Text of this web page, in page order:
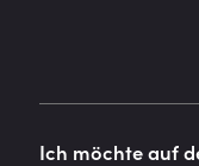
Ich möchte auf